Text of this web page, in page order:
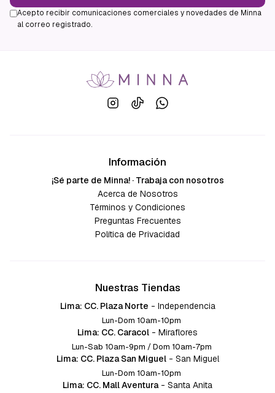
Acepto recibir comunicaciones comerciales y novedades de Minna
al correo registrado.
Información
¡Sé parte de Minna! · Trabaja con nosotros
Acerca de Nosotros
Términos y Condiciones
Preguntas Frecuentes
Política de Privacidad
Nuestras Tiendas
Lima: CC. Plaza Norte - Independencia
Lun-Dom 10am-10pm
Lima: CC. Caracol - Miraflores
Lun-Sab 10am-9pm / Dom 10am-7pm
Lima: CC. Plaza San Miguel - San Miguel
Lun-Dom 10am-10pm
Lima: CC. Mall Aventura - Santa Anita